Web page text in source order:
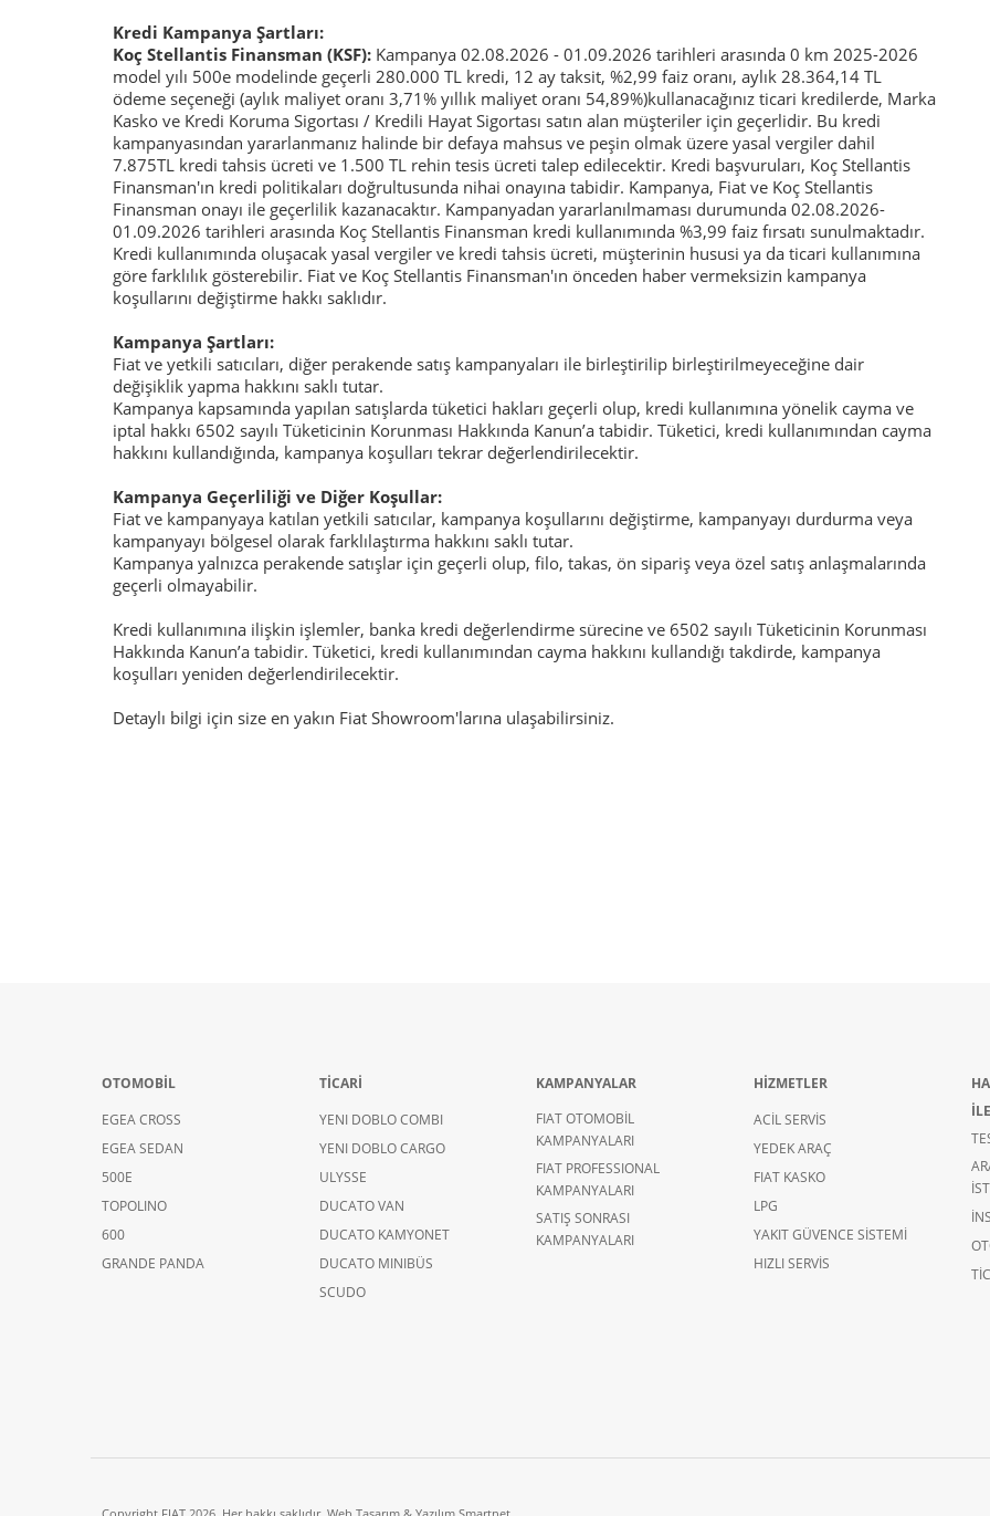
Kredi Kampanya Şartları:
Koç Stellantis Finansman (KSF): Kampanya 02.08.2026 - 01.09.2026 tarihleri arasında 0 km 2025-2026
model yılı 500e modelinde geçerli 280.000 TL kredi, 12 ay taksit, %2,99 faiz oranı, aylık 28.364,14 TL
ödeme seçeneği (aylık maliyet oranı 3,71% yıllık maliyet oranı 54,89%)kullanacağınız ticari kredilerde, Marka
Kasko ve Kredi Koruma Sigortası / Kredili Hayat Sigortası satın alan müşteriler için geçerlidir. Bu kredi
kampanyasından yararlanmanız halinde bir defaya mahsus ve peşin olmak üzere yasal vergiler dahil
7.875TL kredi tahsis ücreti ve 1.500 TL rehin tesis ücreti talep edilecektir. Kredi başvuruları, Koç Stellantis
Finansman'ın kredi politikaları doğrultusunda nihai onayına tabidir. Kampanya, Fiat ve Koç Stellantis
Finansman onayı ile geçerlilik kazanacaktır. Kampanyadan yararlanılmaması durumunda 02.08.2026-
01.09.2026 tarihleri arasında Koç Stellantis Finansman kredi kullanımında %3,99 faiz fırsatı sunulmaktadır.
Kredi kullanımında oluşacak yasal vergiler ve kredi tahsis ücreti, müşterinin hususi ya da ticari kullanımına
göre farklılık gösterebilir. Fiat ve Koç Stellantis Finansman'ın önceden haber vermeksizin kampanya
koşullarını değiştirme hakkı saklıdır.
Kampanya Şartları:
Fiat ve yetkili satıcıları, diğer perakende satış kampanyaları ile birleştirilip birleştirilmeyeceğine dair
değişiklik yapma hakkını saklı tutar.
Kampanya kapsamında yapılan satışlarda tüketici hakları geçerli olup, kredi kullanımına yönelik cayma ve
iptal hakkı 6502 sayılı Tüketicinin Korunması Hakkında Kanun’a tabidir. Tüketici, kredi kullanımından cayma
hakkını kullandığında, kampanya koşulları tekrar değerlendirilecektir.
Kampanya Geçerliliği ve Diğer Koşullar:
Fiat ve kampanyaya katılan yetkili satıcılar, kampanya koşullarını değiştirme, kampanyayı durdurma veya
kampanyayı bölgesel olarak farklılaştırma hakkını saklı tutar.
Kampanya yalnızca perakende satışlar için geçerli olup, filo, takas, ön sipariş veya özel satış anlaşmalarında
geçerli olmayabilir.
Kredi kullanımına ilişkin işlemler, banka kredi değerlendirme sürecine ve 6502 sayılı Tüketicinin Korunması
Hakkında Kanun’a tabidir. Tüketici, kredi kullanımından cayma hakkını kullandığı takdirde, kampanya
koşulları yeniden değerlendirilecektir.
Detaylı bilgi için size en yakın Fiat Showroom'larına ulaşabilirsiniz.
OTOMOBİL
EGEA CROSS
EGEA SEDAN
500E
TOPOLINO
600
GRANDE PANDA
TİCARİ
YENI DOBLO COMBI
YENI DOBLO CARGO
ULYSSE
DUCATO VAN
DUCATO KAMYONET
DUCATO MINIBÜS
SCUDO
KAMPANYALAR
FIAT OTOMOBİL
KAMPANYALARI
FIAT PROFESSIONAL
KAMPANYALARI
SATIŞ SONRASI
KAMPANYALARI
HİZMETLER
ACİL SERVİS
YEDEK ARAÇ
FIAT KASKO
LPG
YAKIT GÜVENCE SİSTEMİ
HIZLI SERVİS